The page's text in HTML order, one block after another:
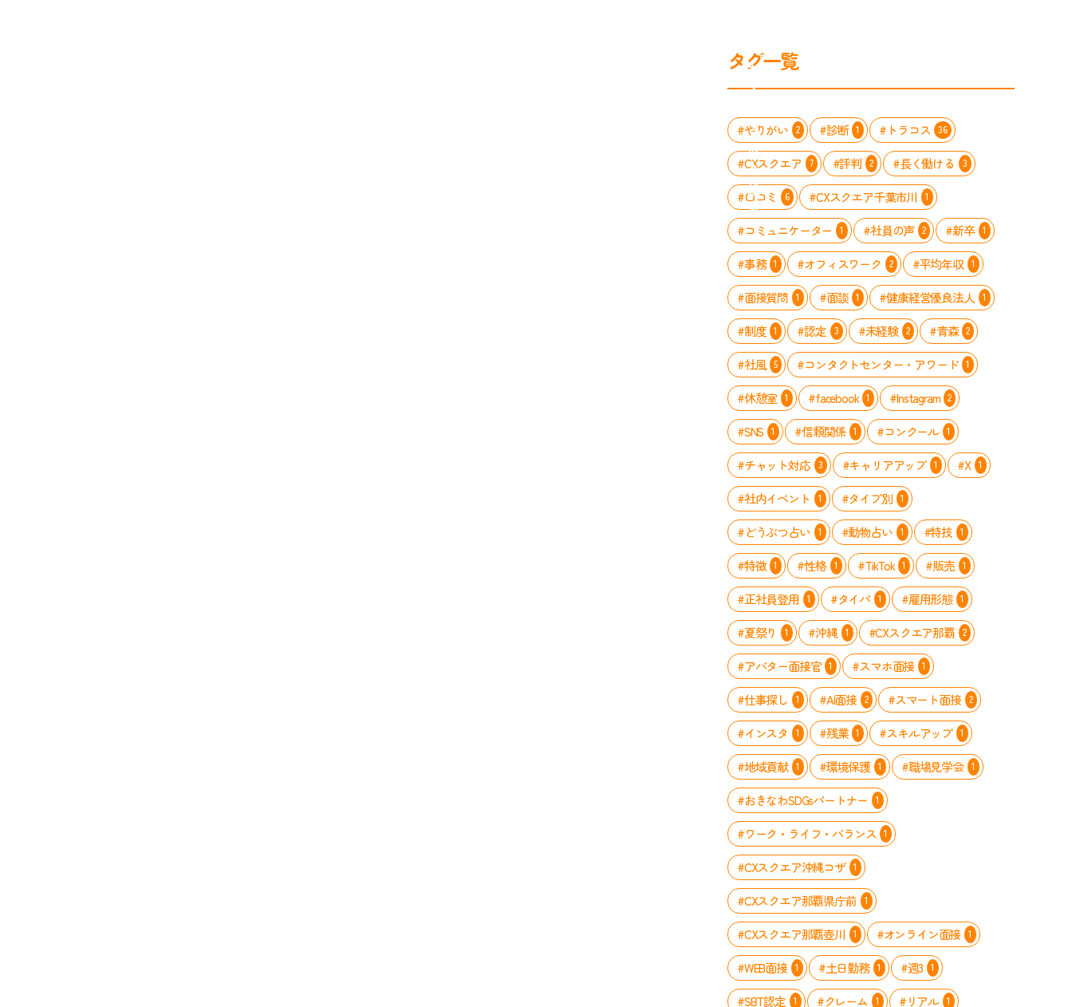
チ」
を
入
る
取
り
組
み
タグ一覧
#やりがい 2 #診断 1 #トラコス 36
#CXスクエア 7 #評判 2 #長く働ける 3
#口コミ 6 #CXスクエア千葉市川 1
#コミュニケーター 1 #社員の声 2 #新卒 1
#事務 1 #オフィスワーク 2 #平均年収 1
#面接質問 1 #面談 1 #健康経営優良法人 1
#制度 1 #認定 3 #未経験 2 #青森 2
#社風 5 #コンタクトセンター・アワード 1
#休憩室 1 #facebook 1 #Instagram 2
#SNS 1 #信頼関係 1 #コンクール 1
#チャット対応 3 #キャリアアップ 1 #X 1
#社内イベント 1 #タイプ別 1
#どうぶつ占い 1 #動物占い 1 #特技 1
#特徴 1 #性格 1 #TikTok 1 #販売 1
#正社員登用 1 #タイパ 1 #雇用形態 1
#夏祭り 1 #沖縄 1 #CXスクエア那覇 2
#アバター面接官 1 #スマホ面接 1
#仕事探し 1 #AI面接 2 #スマート面接 2
#インスタ 1 #残業 1 #スキルアップ 1
#地域貢献 1 #環境保護 1 #職場見学会 1
#おきなわSDGsパートナー 1
#ワーク・ライフ・バランス 1
#CXスクエア沖縄コザ 1
#CXスクエア那覇県庁前 1
#CXスクエア那覇壺川 1 #オンライン面接 1
#WEB面接 1 #土日勤務 1 #週3 1
#SBT認定 1 #クレーム 1 #リアル 1